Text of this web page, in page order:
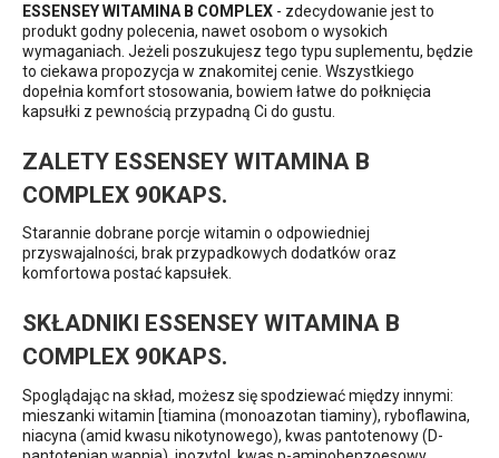
ESSENSEY WITAMINA B COMPLEX - zdecydowanie jest to
produkt godny polecenia, nawet osobom o wysokich
wymaganiach. Jeżeli poszukujesz tego typu suplementu, będzie
to ciekawa propozycja w znakomitej cenie. Wszystkiego
dopełnia komfort stosowania, bowiem łatwe do połknięcia
kapsułki z pewnością przypadną Ci do gustu.
ZALETY ESSENSEY WITAMINA B
COMPLEX 90KAPS.
Starannie dobrane porcje witamin o odpowiedniej
przyswajalności, brak przypadkowych dodatków oraz
komfortowa postać kapsułek.
SKŁADNIKI ESSENSEY WITAMINA B
COMPLEX 90KAPS.
Spoglądając na skład, możesz się spodziewać między innymi:
mieszanki witamin [tiamina (monoazotan tiaminy), ryboflawina,
niacyna (amid kwasu nikotynowego), kwas pantotenowy (D-